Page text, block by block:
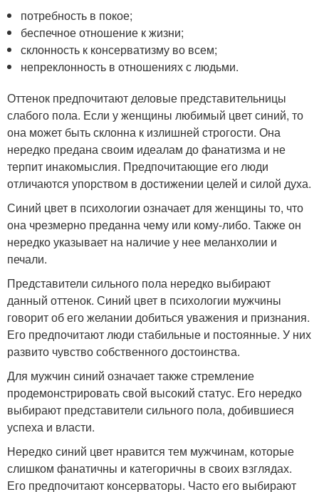
потребность в покое;
беспечное отношение к жизни;
склонность к консерватизму во всем;
непреклонность в отношениях с людьми.
Оттенок предпочитают деловые представительницы
слабого пола. Если у женщины любимый цвет синий, то
она может быть склонна к излишней строгости. Она
нередко предана своим идеалам до фанатизма и не
терпит инакомыслия. Предпочитающие его люди
отличаются упорством в достижении целей и силой духа.
Синий цвет в психологии означает для женщины то, что
она чрезмерно преданна чему или кому-либо. Также он
нередко указывает на наличие у нее меланхолии и
печали.
Представители сильного пола нередко выбирают
данный оттенок. Синий цвет в психологии мужчины
говорит об его желании добиться уважения и признания.
Его предпочитают люди стабильные и постоянные. У них
развито чувство собственного достоинства.
Для мужчин синий означает также стремление
продемонстрировать свой высокий статус. Его нередко
выбирают представители сильного пола, добившиеся
успеха и власти.
Нередко синий цвет нравится тем мужчинам, которые
слишком фанатичны и категоричны в своих взглядах.
Его предпочитают консерваторы. Часто его выбирают